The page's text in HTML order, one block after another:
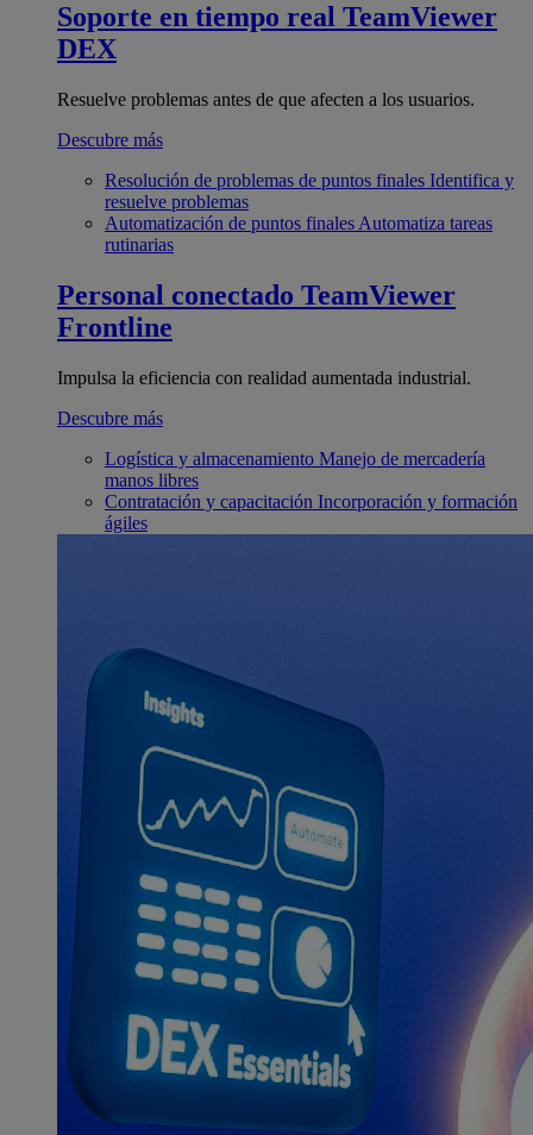
Soporte en tiempo real TeamViewer
DEX
Resuelve problemas antes de que afecten a los usuarios.
Descubre más
Resolución de problemas de puntos finales Identifica y
resuelve problemas
Automatización de puntos finales Automatiza tareas
rutinarias
Personal conectado TeamViewer
Frontline
Impulsa la eficiencia con realidad aumentada industrial.
Descubre más
Logística y almacenamiento Manejo de mercadería
manos libres
Contratación y capacitación Incorporación y formación
ágiles